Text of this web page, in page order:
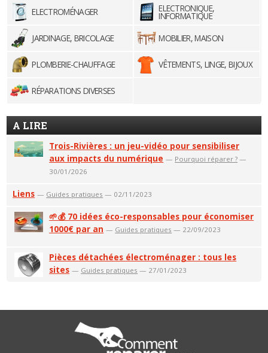
ELECTROMÉNAGER ELECTRONIQUE,
INFORMATIQUE
JARDINAGE, BRICOLAGE
MOBILIER, MAISON
PLOMBERIE-CHAUFFAGE VÊTEMENTS, LINGE, BIJOUX
RÉPARATIONS DIVERSES
A LIRE
Trois-Rivières : un jeu-vidéo pour sensibiliser
aux impacts du numérique — Pourquoi réparer ? —
30/01/2026
Liens — Guides pratiques — 02/11/2023
🌱💰 70 idées éco-responsables pour économiser
1000€ par an — Guides pratiques — 22/09/2023
Pièces détachées électroménager : tous les
sites — Guides pratiques — 27/01/2023